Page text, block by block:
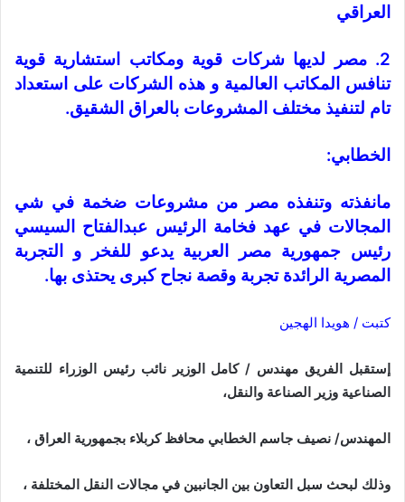
العراقي
2. مصر لديها شركات قوية ومكاتب استشارية قوية
تنافس المكاتب العالمية و هذه الشركات على استعداد
تام لتنفيذ مختلف المشروعات بالعراق الشقيق.
الخطابي:
مانفذته وتنفذه مصر من مشروعات ضخمة في شي
المجالات في عهد فخامة الرئيس عبدالفتاح السيسي
رئيس جمهورية مصر العربية يدعو للفخر و التجربة
المصرية الرائدة تجربة وقصة نجاح كبرى يحتذى بها.
كتبت / هويدا الهجين
إستقبل الفريق مهندس / كامل الوزير نائب رئيس الوزراء للتنمية
الصناعية وزير الصناعة والنقل،
المهندس/ نصيف جاسم الخطابي محافظ كربلاء بجمهورية العراق ،
وذلك لبحث سبل التعاون بين الجانبين في مجالات النقل المختلفة ،